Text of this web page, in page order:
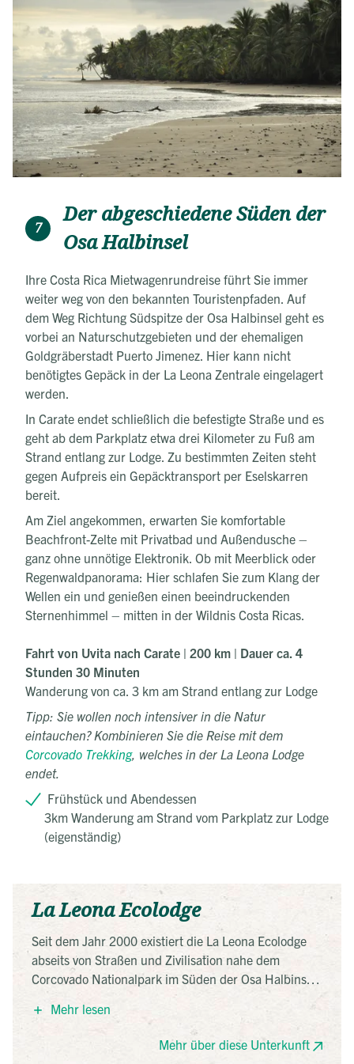
7
Der abgeschiedene Süden der
Osa Halbinsel
Ihre Costa Rica Mietwagenrundreise führt Sie immer
weiter weg von den bekannten Touristenpfaden. Auf
dem Weg Richtung Südspitze der Osa Halbinsel geht es
vorbei an Naturschutzgebieten und der ehemaligen
Goldgräberstadt Puerto Jimenez. Hier kann nicht
benötigtes Gepäck in der La Leona Zentrale eingelagert
werden.
In Carate endet schließlich die befestigte Straße und es
geht ab dem Parkplatz etwa drei Kilometer zu Fuß am
Strand entlang zur Lodge. Zu bestimmten Zeiten steht
gegen Aufpreis ein Gepäcktransport per Eselskarren
bereit.
Am Ziel angekommen, erwarten Sie komfortable
Beachfront-Zelte mit Privatbad und Außendusche –
ganz ohne unnötige Elektronik. Ob mit Meerblick oder
Regenwaldpanorama: Hier schlafen Sie zum Klang der
Wellen ein und genießen einen beeindruckenden
Sternenhimmel – mitten in der Wildnis Costa Ricas.
Fahrt von Uvita nach Carate | 200 km | Dauer ca. 4
Stunden 30 Minuten
Wanderung von ca. 3 km am Strand entlang zur Lodge
Tipp: Sie wollen noch intensiver in die Natur
eintauchen? Kombinieren Sie die Reise mit dem
Corcovado Trekking, welches in der La Leona Lodge
endet.
Frühstück und Abendessen
3km Wanderung am Strand vom Parkplatz zur Lodge
(eigenständig)
La Leona Ecolodge
Seit dem Jahr 2000 existiert die La Leona Ecolodge
abseits von Straßen und Zivilisation nahe dem
Corcovado Nationalpark im Süden der Osa Halbinsel.
Die Glamping Zelte verfügen über ein privates
Badezimmer und eine Terrase mit typischen
Holzstühlen. Einige der Zelte liegen dabei direkt am
Strand. Dort befinden sich zusätzlich Hängematten
Mehr lesen
Mehr über diese Unterkunft